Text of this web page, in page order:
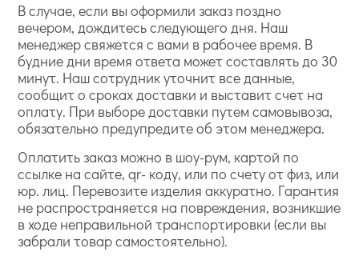
В случае, если вы оформили заказ поздно
вечером, дождитесь следующего дня. Наш
менеджер свяжется с вами в рабочее время. В
будние дни время ответа может составлять до 30
минут. Наш сотрудник уточнит все данные,
сообщит о сроках доставки и выставит счет на
оплату. При выборе доставки путем самовывоза,
обязательно предупредите об этом менеджера.
Оплатить заказ можно в шоу-рум, картой по
ссылке на сайте, qr- коду, или по счету от физ, или
юр. лиц. Перевозите изделия аккуратно. Гарантия
не распространяется на повреждения, возникшие
в ходе неправильной транспортировки (если вы
забрали товар самостоятельно).